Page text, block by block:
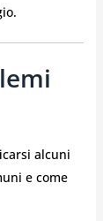
alcuni
e come